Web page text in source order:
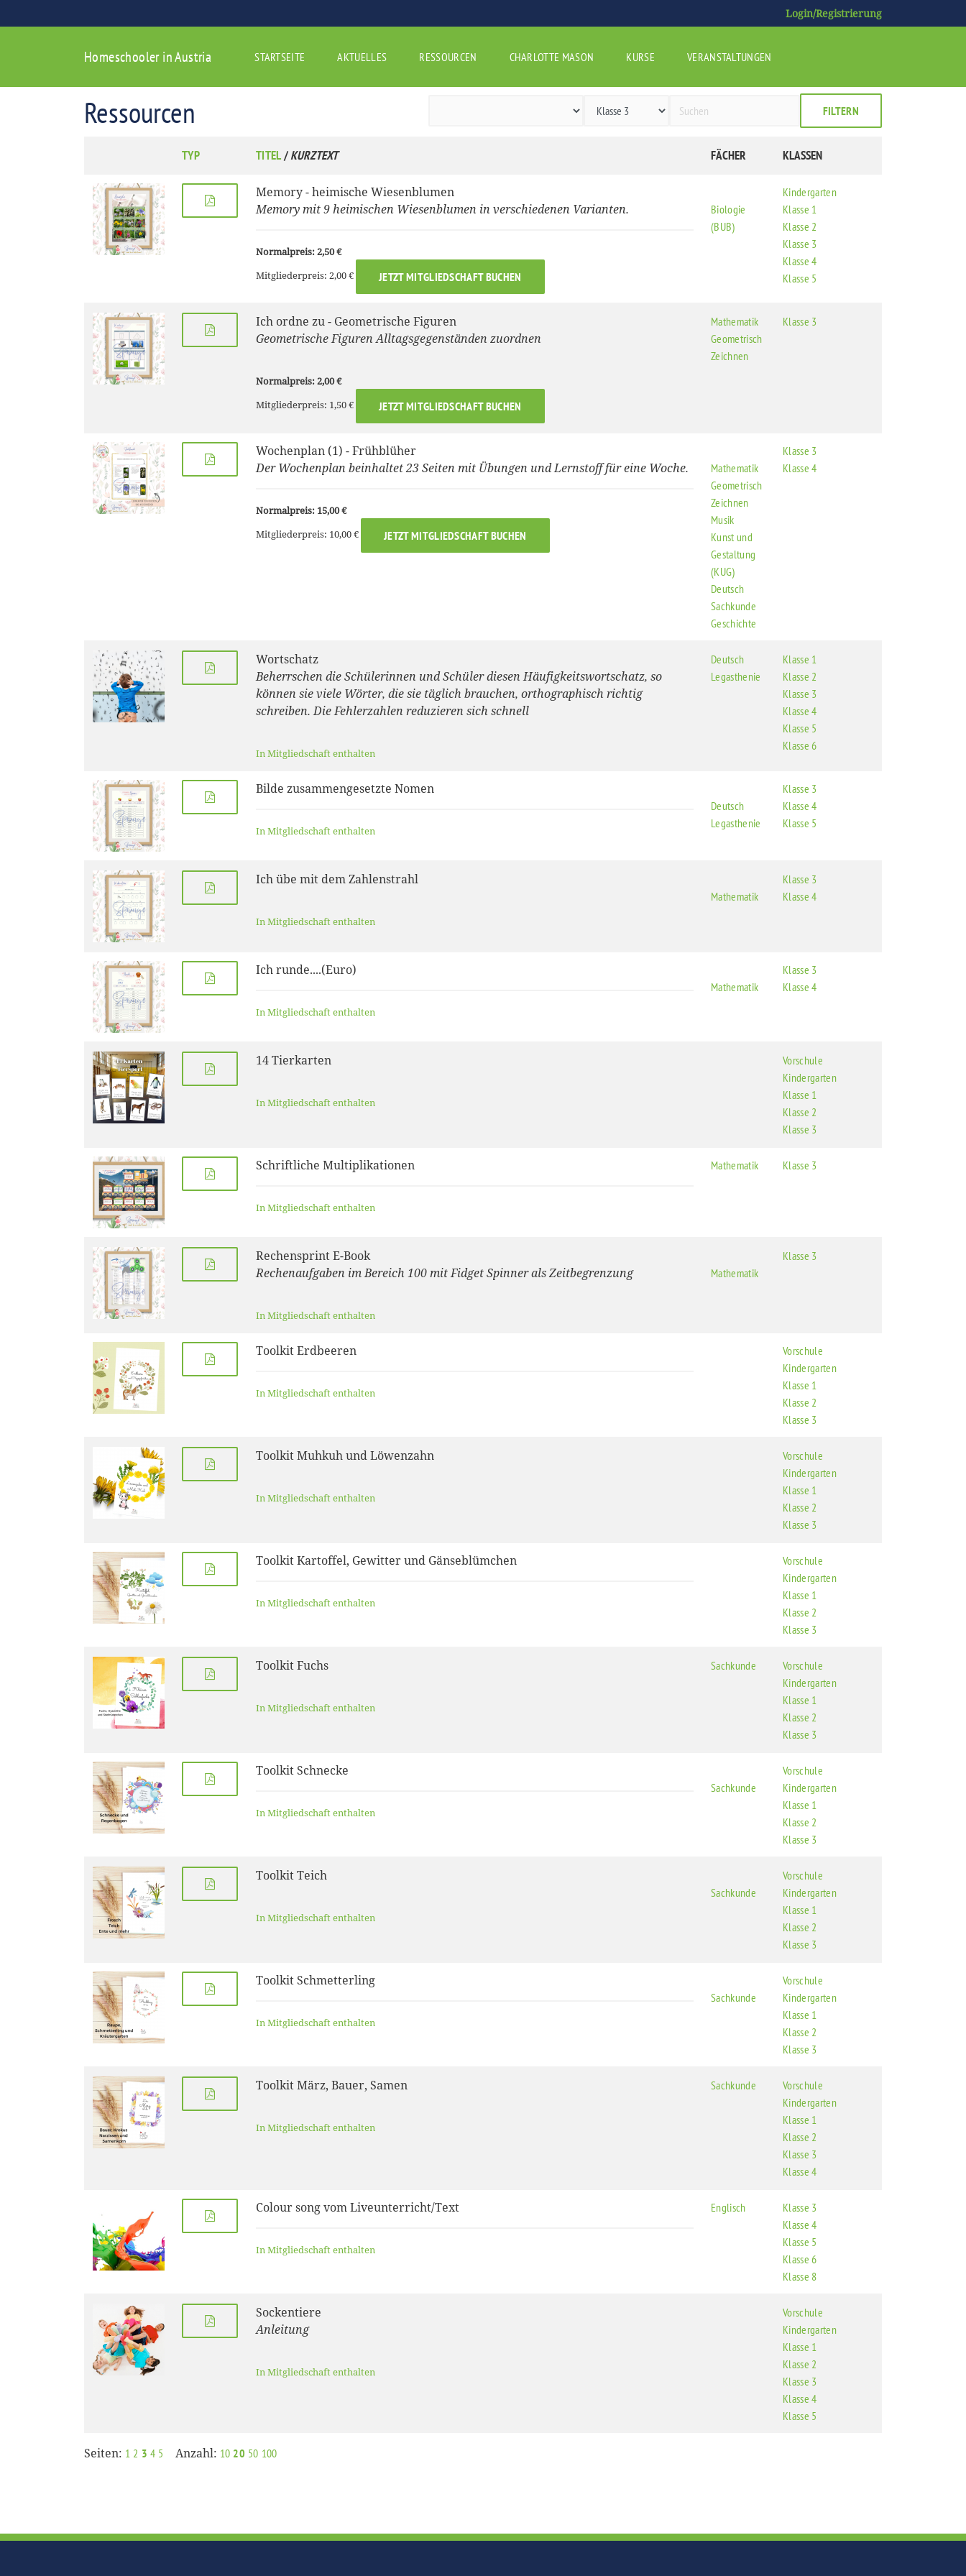
Login/Registrierung
Homeschooler in Austria STARTSEITE AKTUELLES RESSOURCEN CHARLOTTE MASON KURSE VERANSTALTUNGEN
Ressourcen FILTERN
TYP TITEL/KURZTEXT FÄCHER KLASSEN
Memory - heimische Wiesenblumen
Memory mit 9 heimischen Wiesenblumen in verschiedenen Varianten.
Normalpreis: 2,50 €
Mitgliederpreis: 2,00 €
JETZT MITGLIEDSCHAFT BUCHEN
Biologie
(BUB)
Kindergarten
Klasse 1
Klasse 2
Klasse 3
Klasse 4
Klasse 5
Ich ordne zu - Geometrische Figuren
Geometrische Figuren Alltagsgegenständen zuordnen
Normalpreis: 2,00 €
Mitgliederpreis: 1,50 €
JETZT MITGLIEDSCHAFT BUCHEN
Mathematik
Geometrisch
Zeichnen
Klasse 3
Wochenplan (1) - Frühblüher
Der Wochenplan beinhaltet 23 Seiten mit Übungen und Lernstoff für eine Woche.
Normalpreis: 15,00 €
Mitgliederpreis: 10,00 €
JETZT MITGLIEDSCHAFT BUCHEN
Mathematik
Geometrisch
Zeichnen
Musik
Kunst und
Gestaltung
(KUG)
Deutsch
Sachkunde
Geschichte
Klasse 3
Klasse 4
Wortschatz
Beherrschen die Schülerinnen und Schüler diesen Häufigkeitswortschatz, so
können sie viele Wörter, die sie täglich brauchen, orthographisch richtig
schreiben. Die Fehlerzahlen reduzieren sich schnell
In Mitgliedschaft enthalten
Deutsch
Legasthenie
Klasse 1
Klasse 2
Klasse 3
Klasse 4
Klasse 5
Klasse 6
Bilde zusammengesetzte Nomen
In Mitgliedschaft enthalten
Deutsch
Legasthenie
Klasse 3
Klasse 4
Klasse 5
Ich übe mit dem Zahlenstrahl
In Mitgliedschaft enthalten
Mathematik
Klasse 3
Klasse 4
Ich runde....(Euro)
In Mitgliedschaft enthalten
Mathematik
Klasse 3
Klasse 4
14 Tierkarten
In Mitgliedschaft enthalten
Vorschule
Kindergarten
Klasse 1
Klasse 2
Klasse 3
Schriftliche Multiplikationen
In Mitgliedschaft enthalten
Mathematik Klasse 3
Rechensprint E-Book
Rechenaufgaben im Bereich 100 mit Fidget Spinner als Zeitbegrenzung
In Mitgliedschaft enthalten
Mathematik
Klasse 3
Toolkit Erdbeeren
In Mitgliedschaft enthalten
Vorschule
Kindergarten
Klasse 1
Klasse 2
Klasse 3
Toolkit Muhkuh und Löwenzahn
In Mitgliedschaft enthalten
Vorschule
Kindergarten
Klasse 1
Klasse 2
Klasse 3
Toolkit Kartoffel, Gewitter und Gänseblümchen
In Mitgliedschaft enthalten
Vorschule
Kindergarten
Klasse 1
Klasse 2
Klasse 3
Toolkit Fuchs
In Mitgliedschaft enthalten
Sachkunde
Vorschule
Kindergarten
Klasse 1
Klasse 2
Klasse 3
Toolkit Schnecke
In Mitgliedschaft enthalten
Sachkunde
Vorschule
Kindergarten
Klasse 1
Klasse 2
Klasse 3
Toolkit Teich
In Mitgliedschaft enthalten
Sachkunde
Vorschule
Kindergarten
Klasse 1
Klasse 2
Klasse 3
Toolkit Schmetterling
In Mitgliedschaft enthalten
Sachkunde
Vorschule
Kindergarten
Klasse 1
Klasse 2
Klasse 3
Toolkit März, Bauer, Samen
In Mitgliedschaft enthalten
Sachkunde
Vorschule
Kindergarten
Klasse 1
Klasse 2
Klasse 3
Klasse 4
Colour song vom Liveunterricht/Text
In Mitgliedschaft enthalten
Englisch
Klasse 3
Klasse 4
Klasse 5
Klasse 6
Klasse 8
Sockentiere
Anleitung
In Mitgliedschaft enthalten
Vorschule
Kindergarten
Klasse 1
Klasse 2
Klasse 3
Klasse 4
Klasse 5
Seiten: 1 2 3 4 5 Anzahl: 10 20 50 100